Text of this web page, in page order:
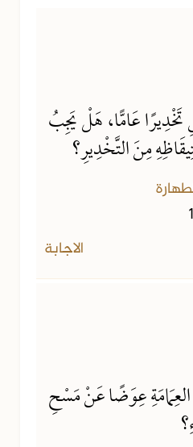
تَخْدِيرًا عَامًّا، هَلْ يَجِبُ
مِنَ التَّخْدِيرِ؟
الاجابة
عِوَضًا عَنْ مَسْحِ